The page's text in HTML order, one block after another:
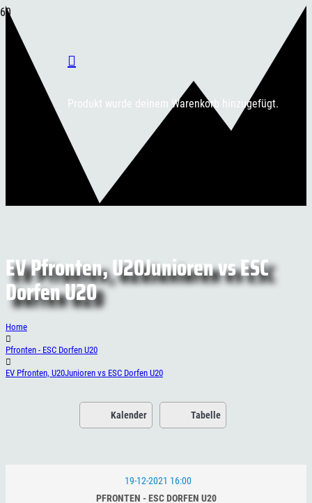
Produkt wurde deinem Warenkorb hinzugefügt.
EV Pfronten, U20Junioren vs ESC
Dorfen U20
Home
Pfronten - ESC Dorfen U20
EV Pfronten, U20Junioren vs ESC Dorfen U20
Kalender Tabelle
19-12-2021 16:00
PFRONTEN - ESC DORFEN U20